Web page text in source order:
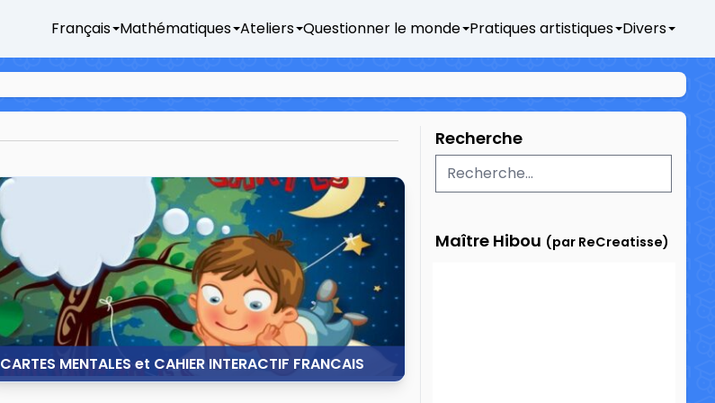
Français Mathématiques Ateliers Questionner le monde Pratiques artistiques Divers
CARTES MENTALES et CAHIER INTERACTIF FRANCAIS
Recherche
Maître Hibou (par ReCreatisse)